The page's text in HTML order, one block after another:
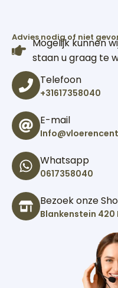
Advies nodig of niet
Mogelijk kunnen
staan u graag te
Telefoon
+31617358040
E-mail
Whatsapp
0617358040
Bezoek onze
Blankenstein 420